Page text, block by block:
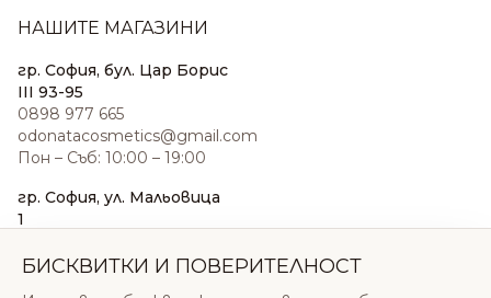
НАШИТЕ МАГАЗИНИ
гр. София, бул. Цар Борис
III 93-95
0898 977 665
odonatacosmetics@gmail.com
Пон – Съб: 10:00 – 19:00
гр. София, ул. Мальовица
1
sales@odonatacosmetics.com
БИСКВИТКИ И ПОВЕРИТЕЛНОСТ